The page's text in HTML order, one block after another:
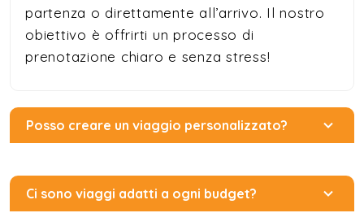
partenza o direttamente all’arrivo. Il nostro
obiettivo è offrirti un processo di
prenotazione chiaro e senza stress!
Posso creare un viaggio personalizzato?
Ci sono viaggi adatti a ogni budget?